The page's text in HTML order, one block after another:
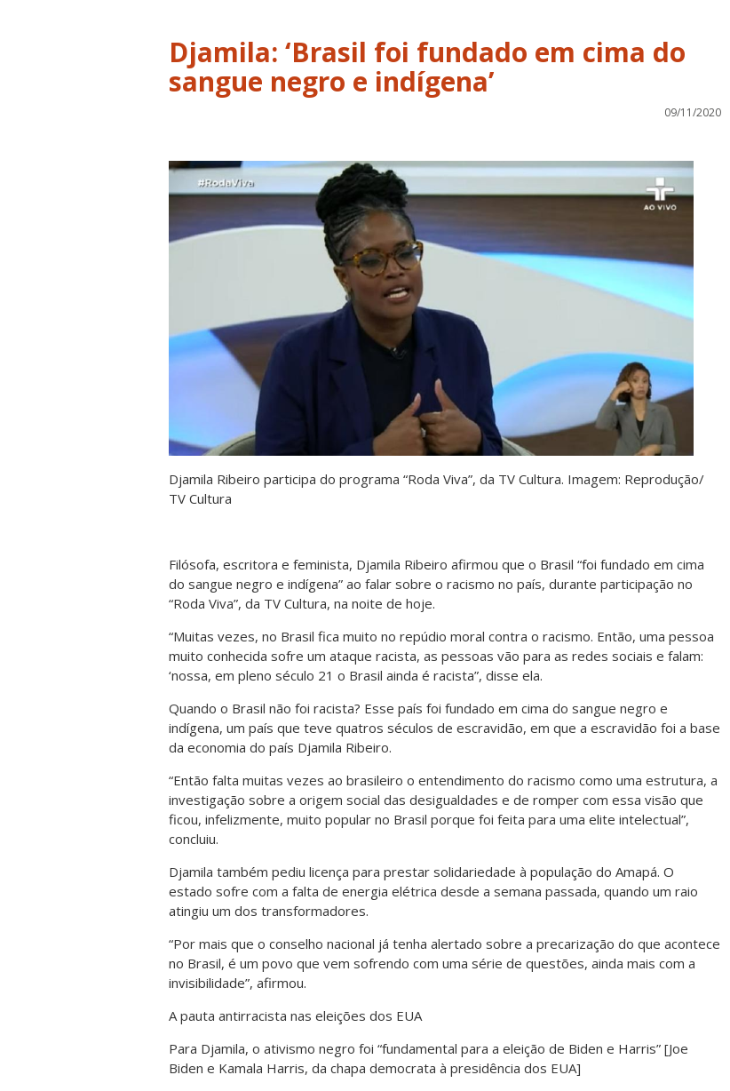
Djamila: ‘Brasil foi fundado em cima do
sangue negro e indígena’
09/11/2020
Djamila Ribeiro participa do programa “Roda Viva”, da TV Cultura. Imagem: Reprodução/
TV Cultura
Filósofa, escritora e feminista, Djamila Ribeiro afirmou que o Brasil “foi fundado em cima
do sangue negro e indígena” ao falar sobre o racismo no país, durante participação no
“Roda Viva”, da TV Cultura, na noite de hoje.
“Muitas vezes, no Brasil fica muito no repúdio moral contra o racismo. Então, uma pessoa
muito conhecida sofre um ataque racista, as pessoas vão para as redes sociais e falam:
‘nossa, em pleno século 21 o Brasil ainda é racista”, disse ela.
Quando o Brasil não foi racista? Esse país foi fundado em cima do sangue negro e
indígena, um país que teve quatros séculos de escravidão, em que a escravidão foi a base
da economia do país Djamila Ribeiro.
“Então falta muitas vezes ao brasileiro o entendimento do racismo como uma estrutura, a
investigação sobre a origem social das desigualdades e de romper com essa visão que
ficou, infelizmente, muito popular no Brasil porque foi feita para uma elite intelectual”,
concluiu.
Djamila também pediu licença para prestar solidariedade à população do Amapá. O
estado sofre com a falta de energia elétrica desde a semana passada, quando um raio
atingiu um dos transformadores.
“Por mais que o conselho nacional já tenha alertado sobre a precarização do que acontece
no Brasil, é um povo que vem sofrendo com uma série de questões, ainda mais com a
invisibilidade”, afirmou.
A pauta antirracista nas eleições dos EUA
Para Djamila, o ativismo negro foi “fundamental para a eleição de Biden e Harris” [Joe
Biden e Kamala Harris, da chapa democrata à presidência dos EUA]